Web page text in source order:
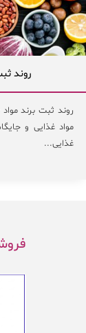
روند
روند ثبت برند
مواد غذایی و
غذایی...